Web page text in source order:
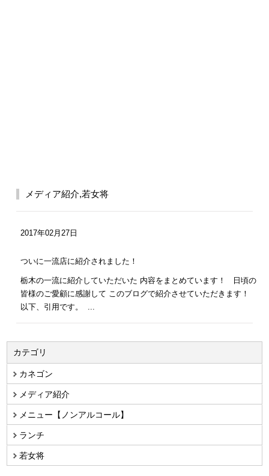
メディア紹介,若女将
2017年02月27日
ついに一流店に紹介されました！
栃木の一流に紹介していただいた 内容をまとめています！ 日頃の
皆様のご愛顧に感謝して このブログで紹介させていただきます！
以下、引用です。 ...
カテゴリ
カネゴン
メディア紹介
メニュー【ノンアルコール】
ランチ
若女将